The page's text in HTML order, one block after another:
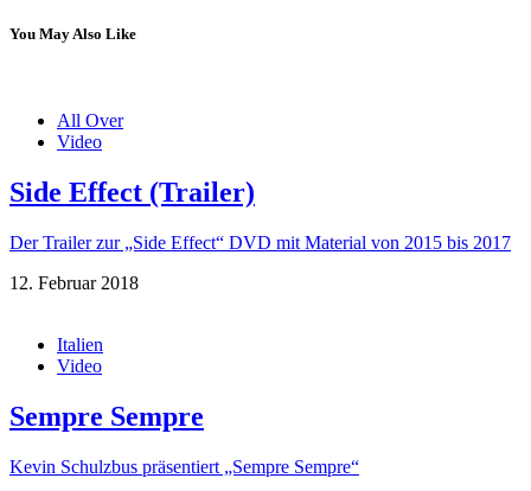
You May Also Like
All Over
Video
Side Effect (Trailer)
Der Trailer zur „Side Effect“ DVD mit Material von 2015 bis 2017
12. Februar 2018
Italien
Video
Sempre Sempre
Kevin Schulzbus präsentiert „Sempre Sempre“